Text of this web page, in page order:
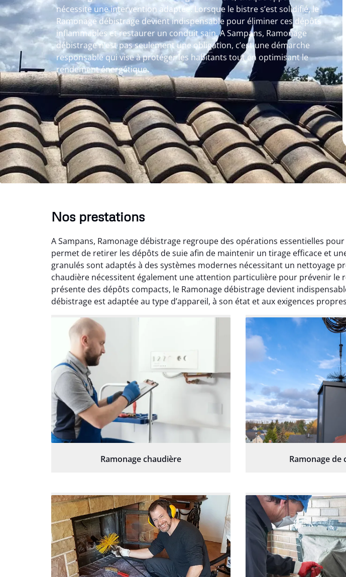
nécessite une intervention adaptée. Lorsque le bistre s’est solidifié, le
Ramonage débistrage devient indispensable pour éliminer ces dépôts
inflammables et restaurer un conduit sain. A Sampans, Ramonage
débistrage n’est pas seulement une obligation, c’est une démarche
responsable qui vise à protéger les habitants tout en optimisant le
rendement énergétique.
Nos prestations
A Sampans, Ramonage débistrage regroupe des opérations essentielles
permet de retirer les dépôts de suie afin de maintenir un tirage efficace et
granulés sont adaptés à des systèmes modernes nécessitant un nettoyage
chaudière nécessitent également une attention particulière pour prévenir le
présente des dépôts compacts, le Ramonage débistrage devient
débistrage est adaptée au type d’appareil, à son état et aux exigences
Ramonage chaudière Ramonage de